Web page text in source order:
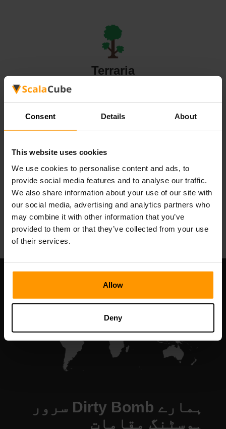
Consent Details About
This website uses cookies
We use cookies to personalise content and ads, to
provide social media features and to analyse our traffic.
We also share information about your use of our site with
our social media, advertising and analytics partners who
may combine it with other information that you’ve
provided to them or that they’ve collected from your use
of their services.
Allow
Deny
Terraria
سرور ہوسٹنگ
All Games
ہمارے Dirty Bomb سرور
ہوسٹنگ مقامات